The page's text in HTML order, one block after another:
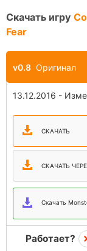
Скачать игру
Fear
v0.8 Оригинал
13.12.2016 -
СКАЧАТЬ
СКАЧАТЬ
Скачать
Работает?